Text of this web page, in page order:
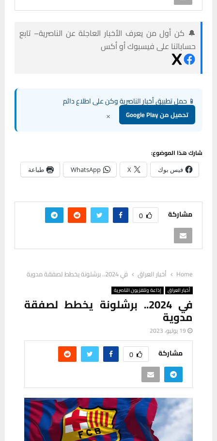
🔔 كن أول من يعرف الأخبار العاجلة عن الناصرية– تابع
حساباتنا على فيسبوك أو أكس
📱 حمل تطبيق أخبار الناصرية وكن على اطلاع دائم
تحميل من Google Play ×
شارك هذا الموضوع:
فيس بوك X
WhatsApp طباعة
مشاركة 0
Home أخبار العراق في 2024.. برشلونة يخطط لصفقة مدوية
أخبار العراق إذاعة وتلفزيون الناصرية
في 2024.. برشلونة يخطط لصفقة
مدوية
19 يوليو، 2023
مشاركة 0